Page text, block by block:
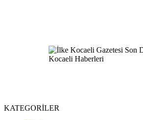
KATEGORİLER